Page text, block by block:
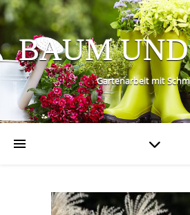
BAUM
Gartenarbeit mit